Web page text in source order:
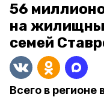
56
на
семей
Всего в регионе